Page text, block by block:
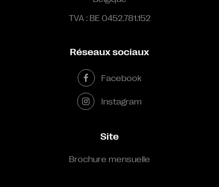
TVA : BE 0452.781.152
Réseaux sociaux
Facebook
Instagram
Site
Brochure mensuelle